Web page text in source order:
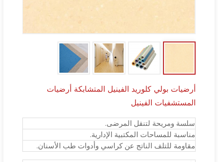
أرضيات بولي كلوريد الفينيل المتشابكة أرضيات
المستشفيات الفينيل
سلسة ومريحة لتنقل المرضى.
مناسبة للمساحات المكتبية الإدارية.
مقاومة للتلف الناتج عن كراسي وأدوات طب الأسنان.